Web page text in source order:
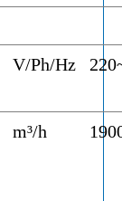
V/Ph/Hz
m³/h